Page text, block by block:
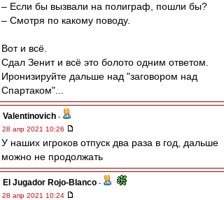
– Если бы вызвали на полиграф, пошли бы?
– Смотря по какому поводу.
Вот и всё.
Сдал Зенит и всё это болото одним ответом.
Иронизируйте дальше над "заговором над
Спартаком"...
Valentinovich -
28 апр 2021 10:26
У наших игроков отпуск два раза в год, дальше
можно не продолжать
El Jugador Rojo-Blanco -
28 апр 2021 10:24